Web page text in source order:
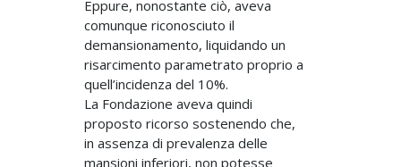
Eppure, nonostante ciò, aveva
comunque riconosciuto il
demansionamento, liquidando un
risarcimento parametrato proprio a
quell’incidenza del 10%.
La Fondazione aveva quindi
proposto ricorso sostenendo che,
in assenza di prevalenza delle
mansioni inferiori, non potesse